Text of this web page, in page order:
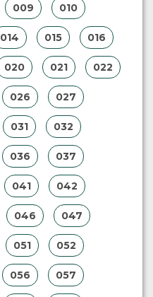
009 010
014 015 016
020 021 022
026 027
031 032
036 037
041 042
046 047
051 052
056 057